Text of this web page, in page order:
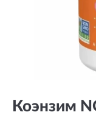
Коэнзим